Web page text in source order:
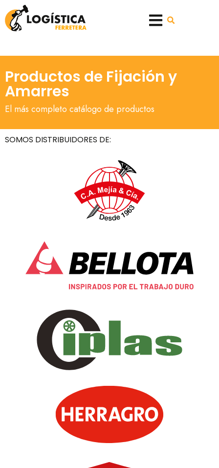
Productos de Fijación y
Amarres
El más completo catálogo de productos
SOMOS DISTRIBUIDORES DE: